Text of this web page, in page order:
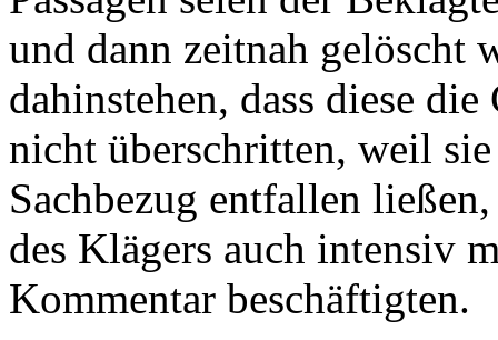
und dann zeitnah gelöscht
dahinstehen, dass diese
nicht überschritten, weil
Sachbezug entfallen
des Klägers auch intensiv
Kommentar beschäftigten.